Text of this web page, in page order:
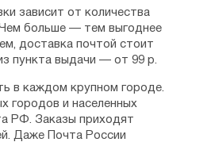
зависит от количества
Чем больше — тем выгоднее
доставка почтой стоит
пункта выдачи — от 99 р.
в каждом крупном городе.
городов и населенных
РФ. Заказы приходят
Даже Почта России